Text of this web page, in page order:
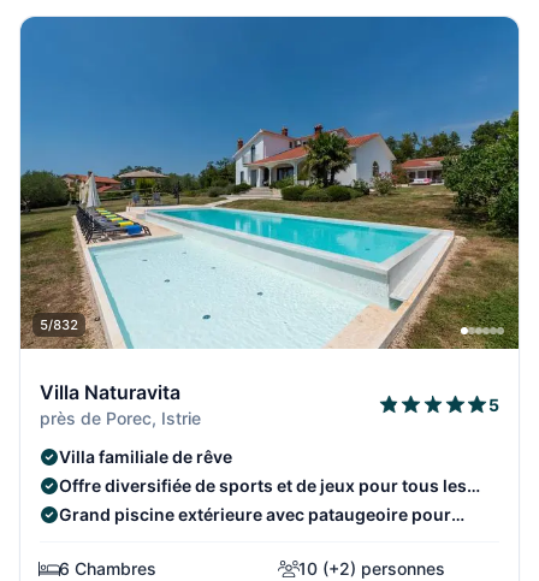
5/832
Villa Naturavita
près de Porec, Istrie
5
Villa familiale de rêve
Offre diversifiée de sports et de jeux pour tous les
âges
Grand piscine extérieure avec pataugeoire pour
6 Chambres
10 (+2) personnes